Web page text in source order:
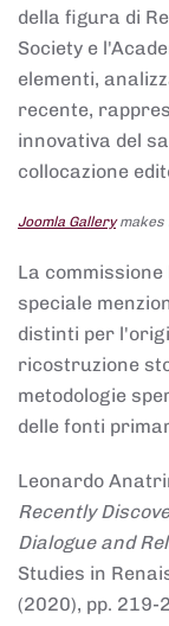
della figura di
Society e
elementi,
recente,
innovativa del
collocazione
Joomla Gallerymakes
La
speciale
distinti per
ricostruzione
metodologie
delle fonti
Leonardo
Recently
Dialogue and
Studies in
(2020), pp. 219-